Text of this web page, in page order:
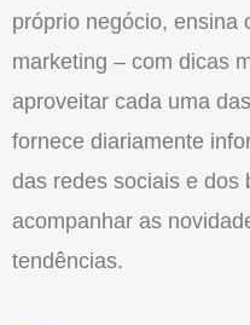
próprio negócio, ensina
marketing – com dicas
aproveitar cada uma
fornece diariamente
das redes sociais e dos
acompanhar as
tendências.